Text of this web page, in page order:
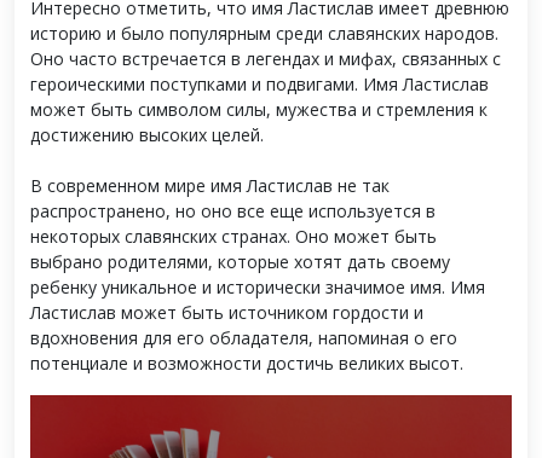
Интересно отметить, что имя Ластислав имеет древнюю
историю и было популярным среди славянских народов.
Оно часто встречается в легендах и мифах, связанных с
героическими поступками и подвигами. Имя Ластислав
может быть символом силы, мужества и стремления к
достижению высоких целей.
В современном мире имя Ластислав не так
распространено, но оно все еще используется в
некоторых славянских странах. Оно может быть
выбрано родителями, которые хотят дать своему
ребенку уникальное и исторически значимое имя. Имя
Ластислав может быть источником гордости и
вдохновения для его обладателя, напоминая о его
потенциале и возможности достичь великих высот.